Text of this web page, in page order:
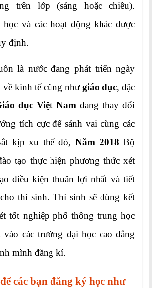
trên lớp (sáng hoặc chiều).
và các hoạt động khác được
định.
là nước đang phát triển ngày
về kinh tế cũng nhưgiáo dục, đặc
dục Việt Namđang thay đổi
tích cực để sánh vai cùng các
kịp xu thế đó, Năm 2018 Bộ
tạo thực hiện phương thức xét
điều kiện thuân lợi nhất và tiết
thí sinh. Thí sinh sẽ dùng kết
tốt nghiệp phổ thông trung học
các trường đại học cao đẳng
mình đăng kí.
các bạn đăng ký học như